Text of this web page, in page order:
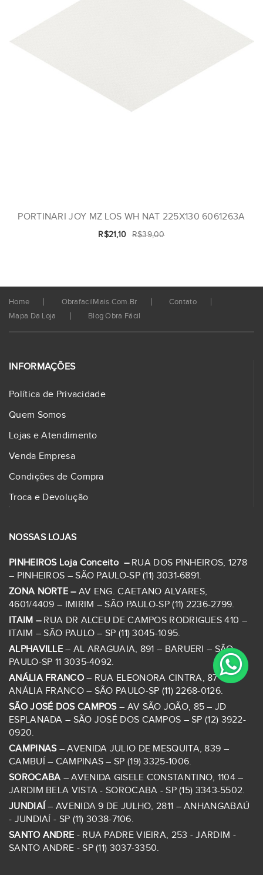
PORTINARI JOY MZ LOS WH NAT 225X130 6061263A
R$21,10 R$39,00
Home ObrafacilMais.com.br
Contato
Mapa Da Loja
Blog Obra Fácil
INFORMAÇÕES
Política de Privacidade
Quem Somos
Lojas e Atendimento
Venda Empresa
Condições de Compra
Troca e Devolução
NOSSAS LOJAS
PINHEIROS Loja Conceito – RUA DOS PINHEIROS, 1278
– PINHEIROS – SÃO PAULO-SP (11) 3031-6891.
ZONA NORTE – AV ENG. CAETANO ALVARES,
4601/4409 – IMIRIM – SÃO PAULO-SP (11) 2236-2799.
ITAIM – RUA DR ALCEU DE CAMPOS RODRIGUES 410 –
ITAIM – SÃO PAULO – SP (11) 3045-1095.
ALPHAVILLE – AL ARAGUAIA, 891 – BARUERI – SÃO
PAULO-SP 11 3035-4092.
ANÁLIA FRANCO– RUA ELEONORA CINTRA, 87 – JD
ANÁLIA FRANCO – SÃO PAULO-SP (11) 2268-0126.
SÃO JOSÉ DOS CAMPOS– AV SÃO JOÃO, 85 – JD
ESPLANADA – SÃO JOSÉ DOS CAMPOS – SP (12) 3922-
0920.
CAMPINAS– AVENIDA JULIO DE MESQUITA, 839 –
CAMBUÍ – CAMPINAS – SP (19) 3325-1006.
SOROCABA – AVENIDA GISELE CONSTANTINO, 1104 –
JARDIM BELA VISTA - SOROCABA - SP (15) 3343-5502.
JUNDIAÍ – AVENIDA 9 DE JULHO, 2811 – ANHANGABAÚ
- JUNDIAÍ - SP (11) 3038-7106.
SANTO ANDRE - RUA PADRE VIEIRA, 253 - JARDIM -
SANTO ANDRE - SP (11) 3037-3350.